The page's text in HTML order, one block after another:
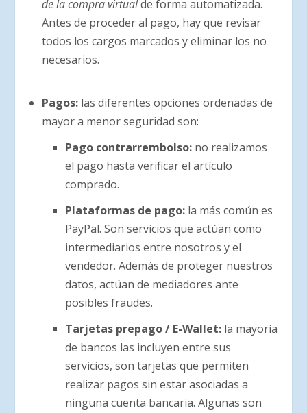
de la compra virtualde forma automatizada.
Antes de proceder al pago, hay que revisar
todos los cargos marcados y eliminar los no
necesarios.
Pagos:las diferentes opciones ordenadas de
mayor a menor seguridad son:
Pago contrarrembolso:no realizamos
el pago hasta verificar el artículo
comprado.
Plataformas de pago:la más común es
PayPal. Son servicios que actúan como
intermediarios entre nosotros y el
vendedor. Además de proteger nuestros
datos, actúan de mediadores ante
posibles fraudes.
Tarjetas prepago / E-Wallet:la mayoría
de bancos las incluyen entre sus
servicios, son tarjetas que permiten
realizar pagos sin estar asociadas a
ninguna cuenta bancaria. Algunas son